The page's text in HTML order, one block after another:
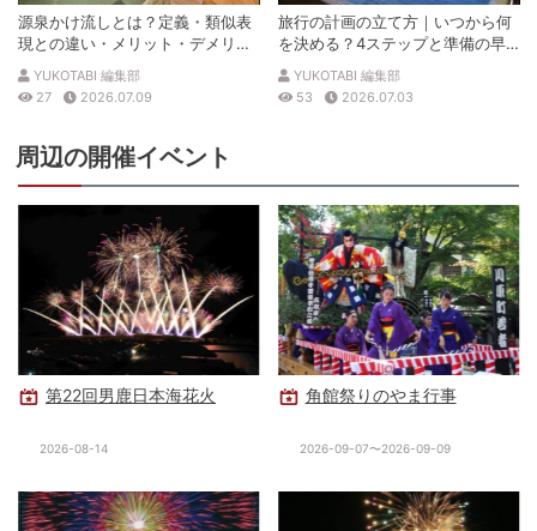
源泉かけ流しとは？定義・類似表
現との違い・メリット・デメリッ
トを解説
YUKOTABI 編集部
27
2026.07.09
旅行の計画の立て方｜いつから何
を決める？4ステップと準備の早
見表
YUKOTABI 編集部
53
2026.07.03
周辺の開催イベント
第22回男鹿日本海花火
2026-08-14
角館祭りのやま行事
2026-09-07〜2026-09-09